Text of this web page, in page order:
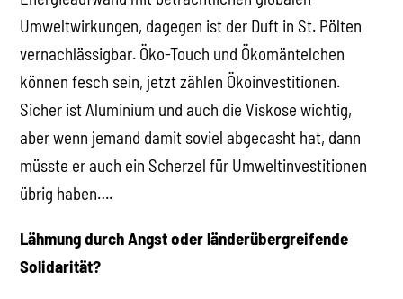
Umweltwirkungen, dagegen ist der Duft in St. Pölten
vernachlässigbar. Öko-Touch und Ökomäntelchen
können fesch sein, jetzt zählen Ökoinvestitionen.
Sicher ist Aluminium und auch die Viskose wichtig,
aber wenn jemand damit soviel abgecasht hat, dann
müsste er auch ein Scherzel für Umweltinvestitionen
übrig haben….
Lähmung durch Angst oder länderübergreifende
Solidarität?